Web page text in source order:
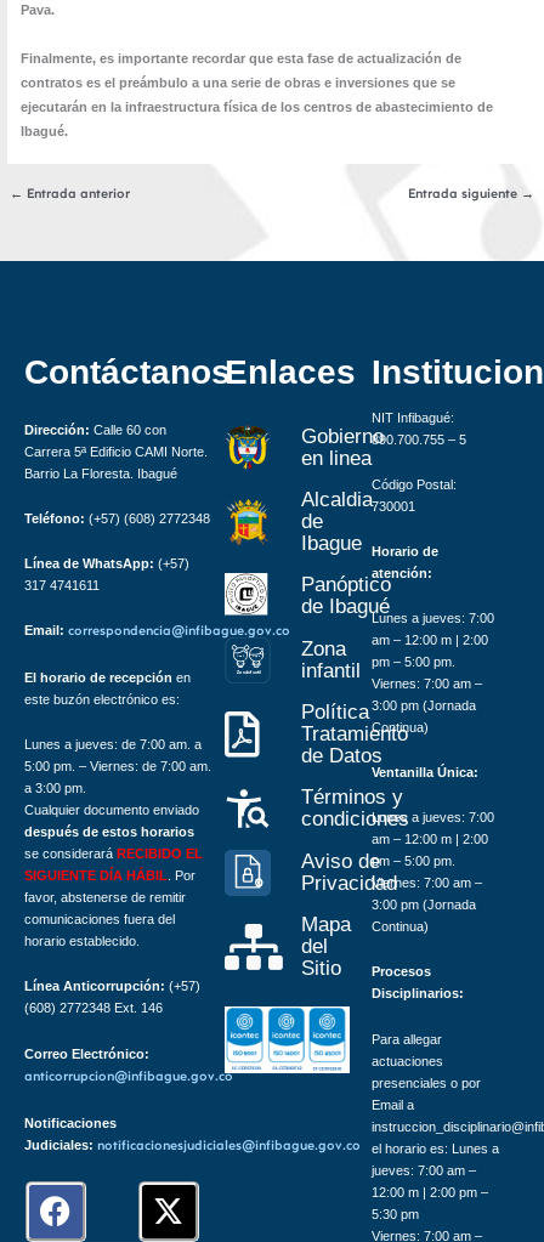
Pava.
Finalmente, es importante recordar que esta fase de actualización de
contratos es el preámbulo a una serie de obras e inversiones que se
ejecutarán en la infraestructura física de los centros de abastecimiento de
Ibagué.
← Entrada anterior Entrada siguiente →
Contáctanos
Dirección: Calle 60 con
Carrera 5ª Edificio CAMI Norte.
Barrio La Floresta. Ibagué
Teléfono: (+57) (608) 2772348
Línea de WhatsApp: (+57)
317 4741611
Email: correspondencia@infibague.gov.co
El horario de recepción en
este buzón electrónico es:
Lunes a jueves: de 7:00 am. a
5:00 pm. – Viernes: de 7:00 am.
a 3:00 pm.
Cualquier documento enviado
después de estos horarios
se considerará RECIBIDO EL
SIGUIENTE DÍA HÁBIL . Por
favor, abstenerse de remitir
comunicaciones fuera del
horario establecido.
Línea Anticorrupción: (+57)
(608) 2772348 Ext. 146
Correo Electrónico:
anticorrupcion@infibague.gov.co
Notificaciones
Judiciales: notificacionesjudiciales@infibague.gov.co
F
a
X
-
Enlaces
Gobierno
en linea
Alcaldia
de
Ibague
Panóptico
de Ibagué
ZonaInfantil
Zona
infantil
Política
Tratamiento
de Datos
Términos y
condiciones
Aviso de
Privacidad
Mapa
del
Sitio
NIT Infibagué:
890.700.755 – 5
Código Postal:
730001
Horario de
atención:
Lunes a jueves: 7:00
am – 12:00 m | 2:00
pm – 5:00 pm.
Viernes: 7:00 am –
3:00 pm (Jornada
Continua)
Ventanilla Única:
Lunes a jueves: 7:00
am – 12:00 m | 2:00
pm – 5:00 pm.
Viernes: 7:00 am –
3:00 pm (Jornada
Continua)
Procesos
Disciplinarios:
Para allegar
actuaciones
presenciales o por
Email a
el horario es: Lunes a
jueves: 7:00 am –
12:00 m | 2:00 pm –
5:30 pm
Viernes: 7:00 am –